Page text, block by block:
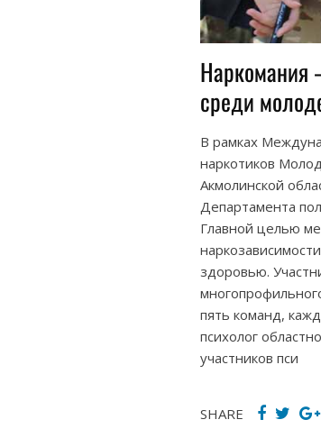
Наркомания
среди
В рамках
наркотиков
Акмолинской
Департамента
Главной целью
здоровью.
пять команд,
психолог
участников пси
SHARE